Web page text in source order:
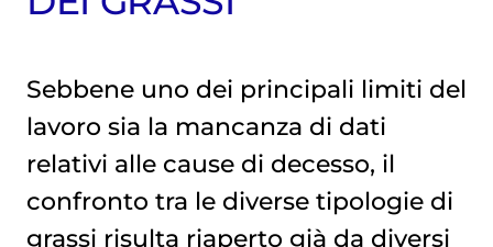
Sebbene uno dei principali limiti del
lavoro sia la mancanza di dati
relativi alle cause di decesso, il
confronto tra le diverse tipologie di
grassi risulta riaperto già da diversi